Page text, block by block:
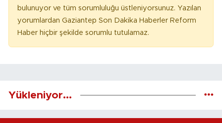
bulunuyor ve tüm sorumluluğu üstleniyorsunuz. Yazılan
yorumlardan Gaziantep Son Dakika Haberler Reform
Haber hiçbir şekilde sorumlu tutulamaz.
Yükleniyor...